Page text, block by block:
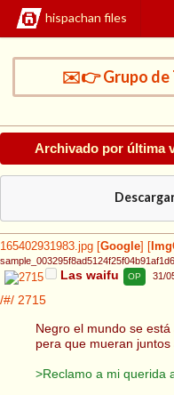
hispachan files
✉️👉 Grupo de
Archivado por última
165402931983.jpg Google
Las waifu OP 31/
/#/ 2715
Negro el mundo se
pera que mueran juntos
>Reclamo a mi querida